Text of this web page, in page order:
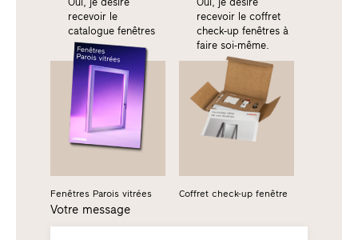
recevoir le
catalogue fenêtres
Fenêtres Parois vitrées
recevoir le coffret
check-up fenêtres à
faire soi-même.
Coffret check-up fenêtre
Votre message